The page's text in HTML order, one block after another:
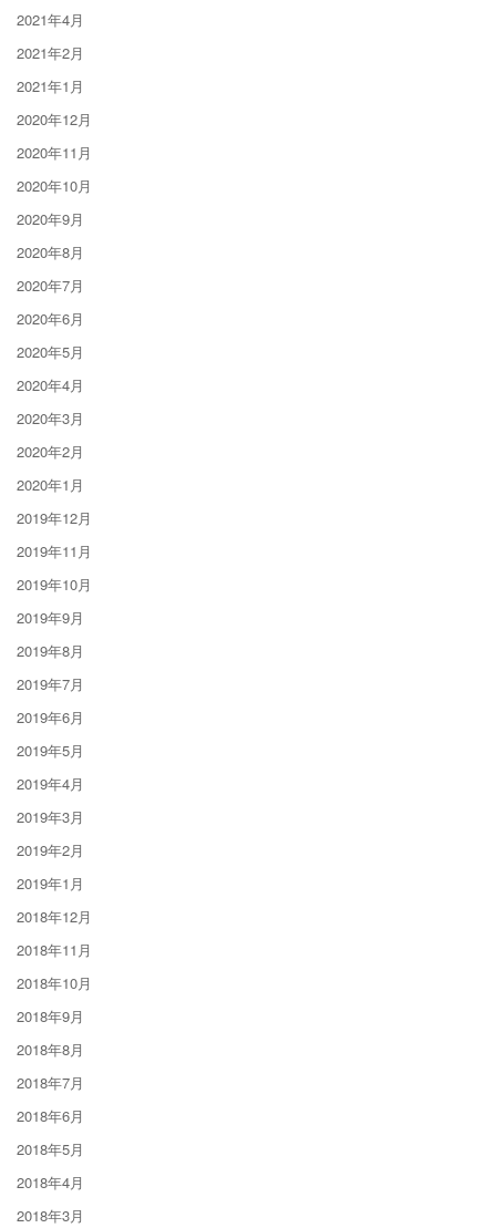
2021年4月
2021年2月
2021年1月
2020年12月
2020年11月
2020年10月
2020年9月
2020年8月
2020年7月
2020年6月
2020年5月
2020年4月
2020年3月
2020年2月
2020年1月
2019年12月
2019年11月
2019年10月
2019年9月
2019年8月
2019年7月
2019年6月
2019年5月
2019年4月
2019年3月
2019年2月
2019年1月
2018年12月
2018年11月
2018年10月
2018年9月
2018年8月
2018年7月
2018年6月
2018年5月
2018年4月
2018年3月